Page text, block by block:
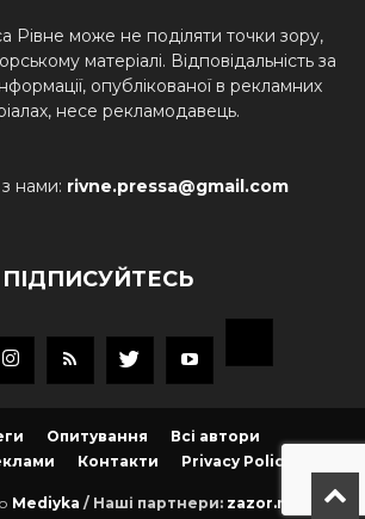
Рівне може не поділяти точки зору,
матеріалі. Відповідальність за
опублікованої в рекламних
несе рекламодавець.
нами: rivne.pressa@gmail.com
ПІДПИСУЙТЕСЬ
Опитування
Всі автори
Контакти Privacy Policy
Mediyka / Наші партнери: zazor.net